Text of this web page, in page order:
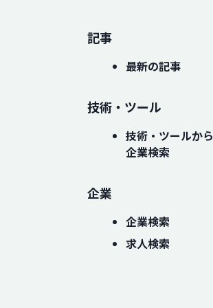
記事
最新の記事
技術・ツール
技術・ツールから
企業検索
企業
企業検索
求人検索